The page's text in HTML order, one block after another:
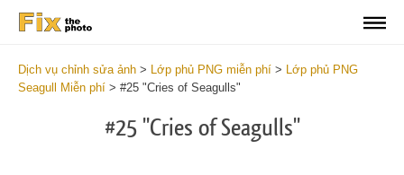
Dịch vụ chỉnh sửa ảnh > Lớp phủ PNG miễn phí > Lớp phủ PNG
Seagull Miễn phí > #25 "Cries of Seagulls"
#25 "Cries of Seagulls"